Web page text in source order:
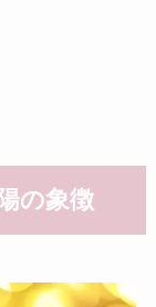
の象徴